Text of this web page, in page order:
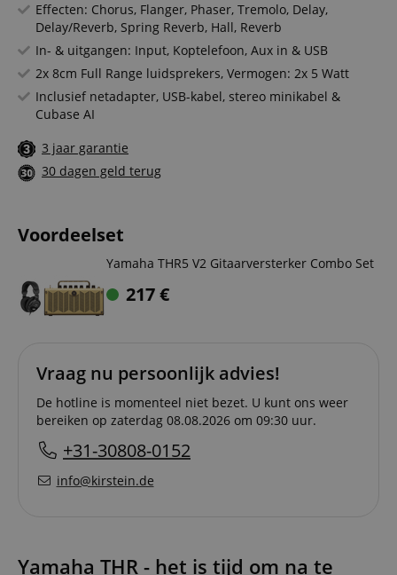
Effecten: Chorus, Flanger, Phaser, Tremolo, Delay,
Delay/Reverb, Spring Reverb, Hall, Reverb
In- & uitgangen: Input, Koptelefoon, Aux in & USB
2x 8cm Full Range luidsprekers, Vermogen: 2x 5 Watt
Inclusief netadapter, USB-kabel, stereo minikabel &
Cubase AI
3 jaar garantie
30 dagen geld terug
Voordeelset
Yamaha THR5 V2 Gitaarversterker Combo Set
217€
Vraag nu persoonlijk advies!
De hotline is momenteel niet bezet. U kunt ons weer
bereiken op zaterdag 08.08.2026 om 09:30 uur.
+31-30808-0152
info@kirstein.de
Yamaha THR - het is tijd om na te